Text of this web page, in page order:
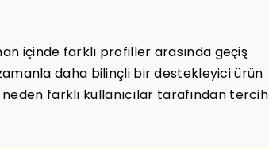
içinde farklı profiller arasında geçiş
daha bilinçli bir destekleyici ürün
farklı kullanıcılar tarafından tercih